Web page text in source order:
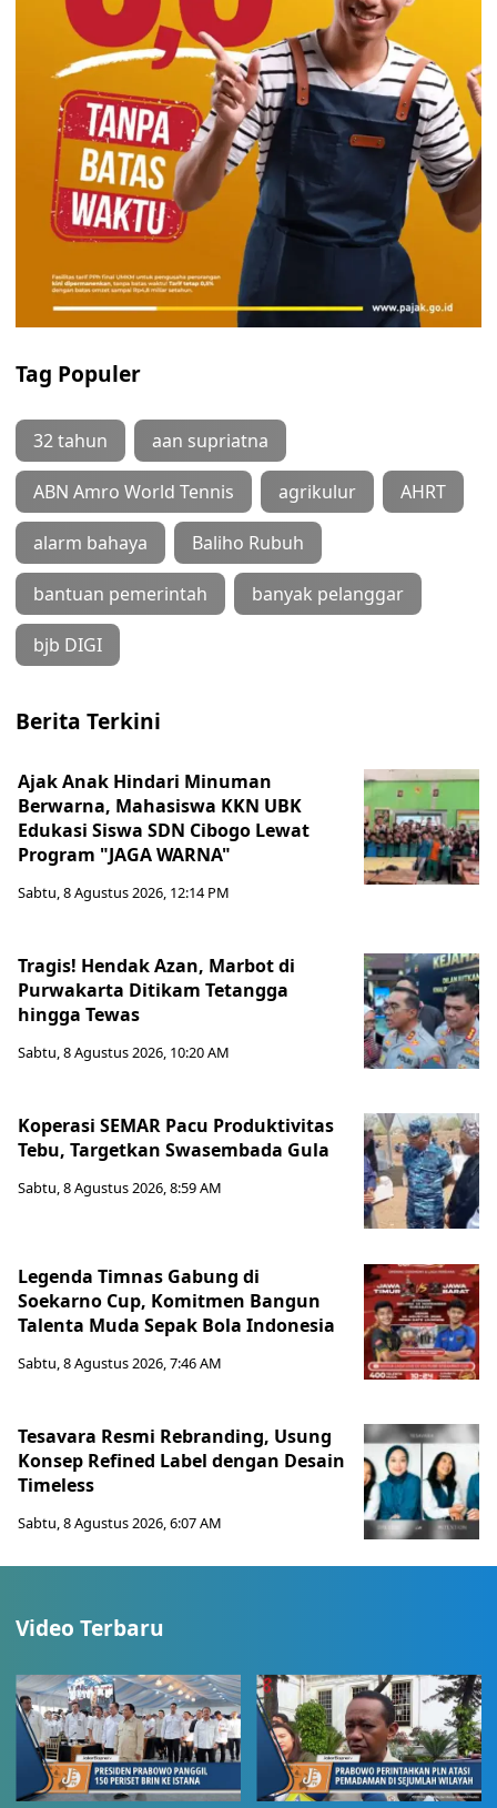
Tag Populer
32 tahun aan supriatna
ABN Amro World Tennis agrikulur AHRT
alarm bahaya Baliho Rubuh
bantuan pemerintah banyak pelanggar
bjb DIGI
Berita Terkini
Ajak Anak Hindari Minuman
Berwarna, Mahasiswa KKN UBK
Edukasi Siswa SDN Cibogo Lewat
Program "JAGA WARNA"
Sabtu, 8 Agustus 2026, 12:14 PM
Tragis! Hendak Azan, Marbot di
Purwakarta Ditikam Tetangga
hingga Tewas
Sabtu, 8 Agustus 2026, 10:20 AM
Koperasi SEMAR Pacu Produktivitas
Tebu, Targetkan Swasembada Gula
Sabtu, 8 Agustus 2026, 8:59 AM
Legenda Timnas Gabung di
Soekarno Cup, Komitmen Bangun
Talenta Muda Sepak Bola Indonesia
Sabtu, 8 Agustus 2026, 7:46 AM
Tesavara Resmi Rebranding, Usung
Konsep Refined Label dengan Desain
Timeless
Sabtu, 8 Agustus 2026, 6:07 AM
Video Terbaru